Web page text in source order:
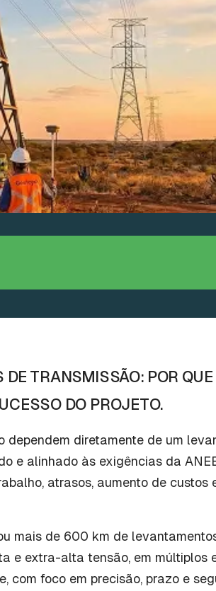
TRANSMISSÃO: POR
DO PROJETO.
dependem diretamente de um
e alinhado às exigências da
atrasos, aumento de custos
mais de 600 km de
e extra-alta tensão, em múltiplos
com foco em precisão, prazo e